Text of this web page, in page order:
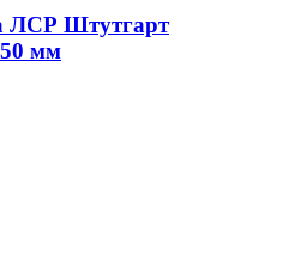
ЛСР Штутгарт
мм